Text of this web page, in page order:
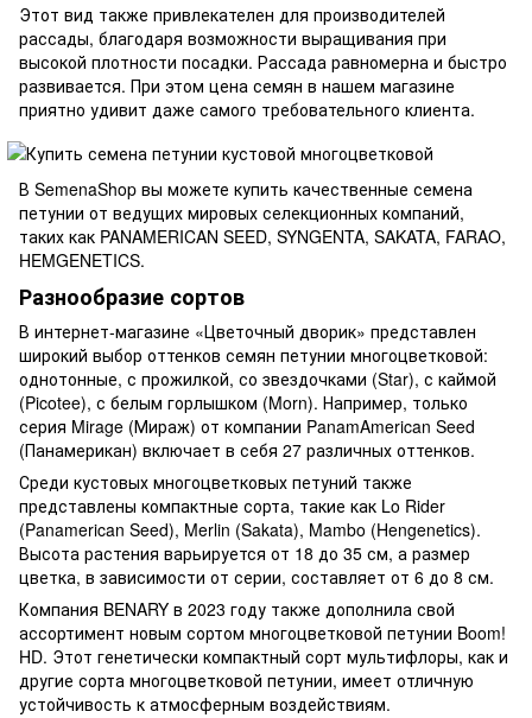
Этот вид также привлекателен для производителей
рассады, благодаря возможности выращивания при
высокой плотности посадки. Рассада равномерна и быстро
развивается. При этом цена семян в нашем магазине
приятно удивит даже самого требовательного клиента.
В SemenaShop вы можете купить качественные семена
петунии от ведущих мировых селекционных компаний,
таких как PANAMERICAN SEED, SYNGENTA, SAKATA, FARAO,
HEMGENETICS.
Разнообразие сортов
В интернет-магазине «Цветочный дворик» представлен
широкий выбор оттенков семян петунии многоцветковой:
однотонные, с прожилкой, со звездочками (Star), с каймой
(Picotee), с белым горлышком (Morn). Например, только
серия Mirage (Мираж) от компании PanamAmerican Seed
(Панамерикан) включает в себя 27 различных оттенков.
Среди кустовых многоцветковых петуний также
представлены компактные сорта, такие как Lo Rider
(Panamerican Seed), Merlin (Sakata), Mambo (Hengenetics).
Высота растения варьируется от 18 до 35 см, а размер
цветка, в зависимости от серии, составляет от 6 до 8 см.
Компания BENARY в 2023 году также дополнила свой
ассортимент новым сортом многоцветковой петунии Boom!
HD. Этот генетически компактный сорт мультифлоры, как и
другие сорта многоцветковой петунии, имеет отличную
устойчивость к атмосферным воздействиям.